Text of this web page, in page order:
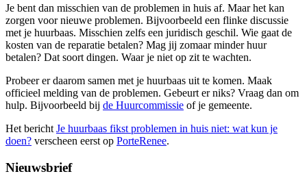
Je bent dan misschien van de problemen in huis af. Maar het kan
zorgen voor nieuwe problemen. Bijvoorbeeld een flinke discussie
met je huurbaas. Misschien zelfs een juridisch geschil. Wie gaat de
kosten van de reparatie betalen? Mag jij zomaar minder huur
betalen? Dat soort dingen. Waar je niet op zit te wachten.
Probeer er daarom samen met je huurbaas uit te komen. Maak
officieel melding van de problemen. Gebeurt er niks? Vraag dan om
hulp. Bijvoorbeeld bij de Huurcommissie of je gemeente.
Het bericht Je huurbaas fikst problemen in huis niet: wat kun je
doen? verscheen eerst op PorteRenee.
Nieuwsbrief